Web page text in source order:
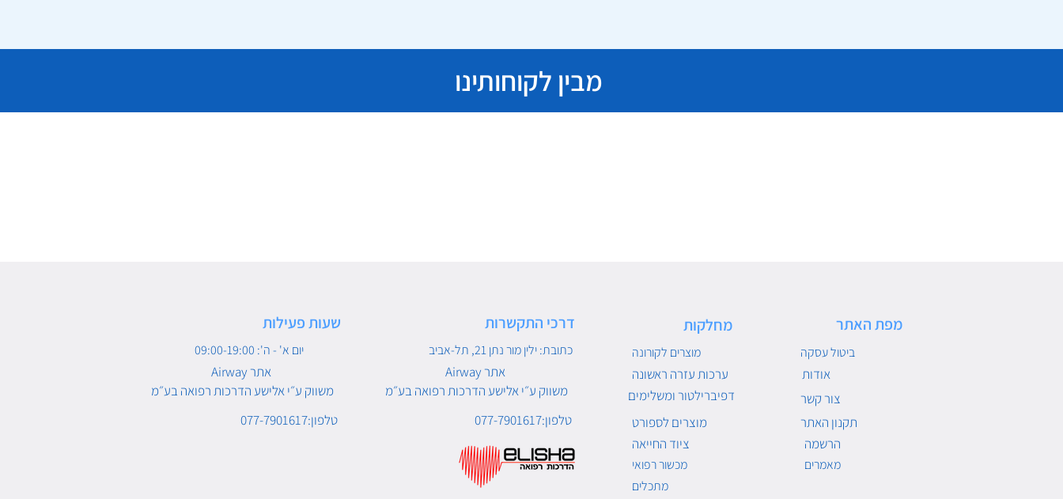
מבין לקוחותינו
שעות פעילות
יום א' - ה': 09:00-19:00
Airway אתר
משווק ע״י אלישע הדרכות רפואה בע״מ
טלפון:077-7901617
דרכי התקשרות
כתובת: ילין מור נתן 21, תל-אביב
Airway אתר
משווק ע״י אלישע הדרכות רפואה בע״מ
טלפון:077-7901617
מחלקות
מוצרים לקורונה
ערכות עזרה ראשונה
דפיברילטור ומשלימים
מוצרים לספורט
ציוד החייאה
מכשור רפואי
מתכלים
מפת האתר
ביטול עסקה
אודות
צור קשר
תקנון האתר
הרשמה
מאמרים